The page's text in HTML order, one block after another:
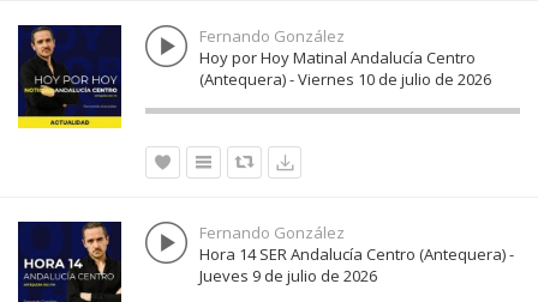
Fernando González
Hoy por Hoy Matinal Andalucía Centro
(Antequera) - Viernes 10 de julio de 2026
Fernando González
Hora 14 SER Andalucía Centro (Antequera) -
Jueves 9 de julio de 2026